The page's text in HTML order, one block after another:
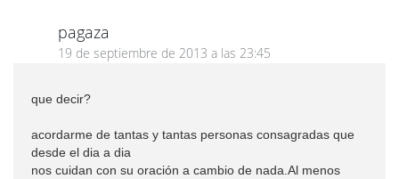
pagaza
19 de septiembre de 2013 a las 23:45
que decir?
acordarme de tantas y tantas personas consagradas que
desde el dia a dia
nos cuidan con su oración a cambio de nada.Al menos